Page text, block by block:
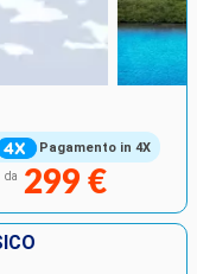
Pagamento in 4X
da 299 €